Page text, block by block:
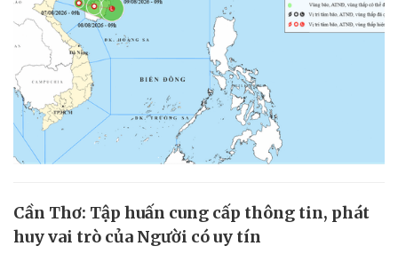
Cần Thơ: Tập huấn cung cấp thông tin, phát
huy vai trò của Người có uy tín